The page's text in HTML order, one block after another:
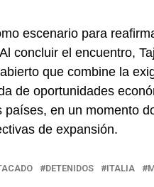
escenario para
concluir el encuentro,
que combine la
de oportunidades
en un momento
de expansión.
DETENIDOS ITALIA